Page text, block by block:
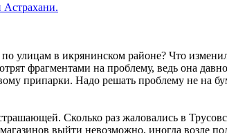
Астрахани.
улицам в икрянинском районе? Что
фрагментами на проблему, ведь она
припарки. Надо решать проблему не на
Сколько раз жаловались в
выйти невозможно, иногда возле